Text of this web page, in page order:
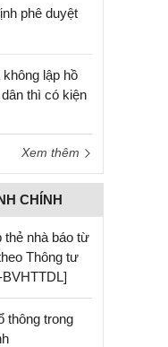
phê duyệt
lập hồ
thì có kiện
Xem thêm
CHÍNH
thẻ nhà báo từ
Thông tư
BVHTTDL]
thông trong